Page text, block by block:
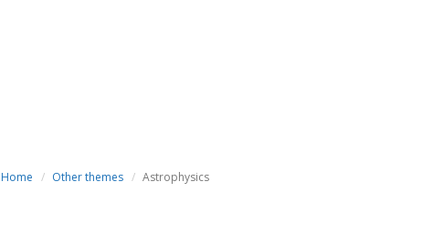
Home Other themes Astrophysics